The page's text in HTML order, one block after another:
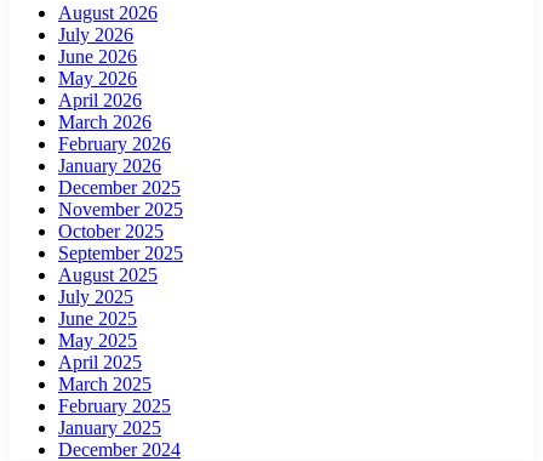
August 2026
July 2026
June 2026
May 2026
April 2026
March 2026
February 2026
January 2026
December 2025
November 2025
October 2025
September 2025
August 2025
July 2025
June 2025
May 2025
April 2025
March 2025
February 2025
January 2025
December 2024